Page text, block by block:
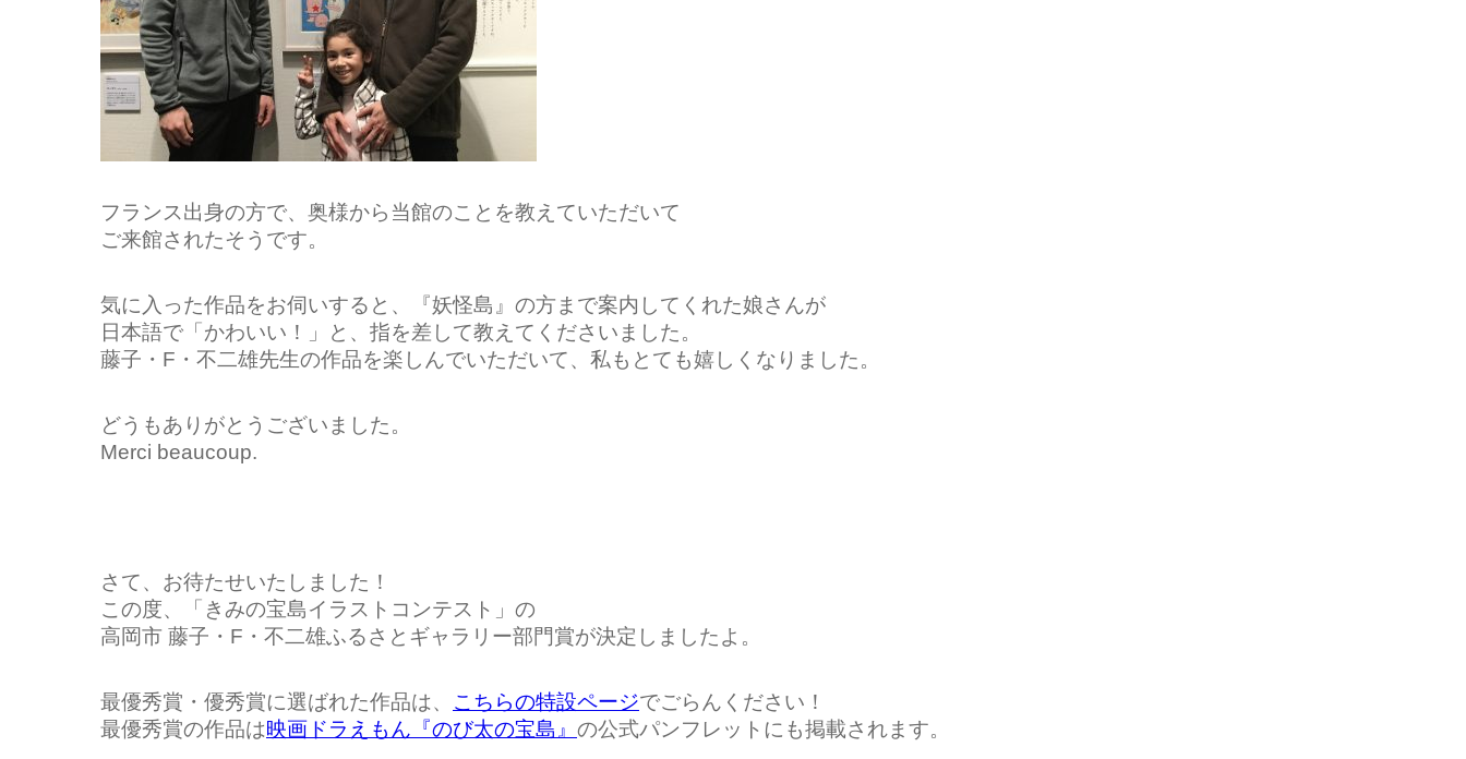
フランス出身の方で、奥様から当館のことを教えていただいて
ご来館されたそうです。
気に入った作品をお伺いすると、『妖怪島』の方まで案内してくれた娘さんが
日本語で「かわいい！」と、指を差して教えてくださいました。
藤子・F・不二雄先生の作品を楽しんでいただいて、私もとても嬉しくなりました。
どうもありがとうございました。
Merci beaucoup.
さて、お待たせいたしました！
この度、「きみの宝島イラストコンテスト」の
高岡市 藤子・F・不二雄ふるさとギャラリー部門賞が決定しましたよ。
最優秀賞・優秀賞に選ばれた作品は、 こちらの特設ページでごらんください！
最優秀賞の作品は映画ドラえもん『のび太の宝島』 の公式パンフレットにも掲載されます。